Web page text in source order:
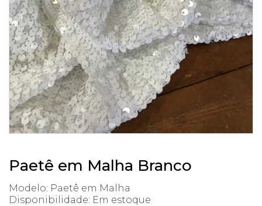
Paetê em Malha Branco
Modelo: Paetê em Malha
Disponibilidade: Em estoque